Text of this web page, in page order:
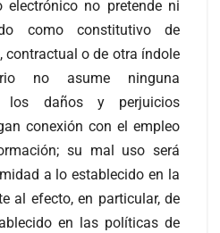
electrónico no pretende ni
como constitutivo de
contractual o de otra índole
no asume ninguna
los daños y perjuicios
conexión con el empleo
su mal uso será
a lo establecido en la
al efecto, en particular, de
en las políticas de